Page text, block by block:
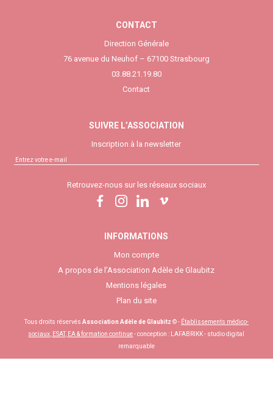
CONTACT
Direction Générale
76 avenue du Neuhof – 67100 Strasbourg
03.88.21.19.80
Contact
SUIVRE L’ASSOCIATION
Inscription à la newsletter
Retrouvez-nous sur les réseaux sociaux
INFORMATIONS
Mon compte
A propos de l’Association Adèle de Glaubitz
Mentions légales
Plan du site
Tous droits réservés Association Adèle de Glaubitz © - Établissements médico-
sociaux, ESAT, EA & formation continue- conception :
LAFABRIKK - studio digital
remarquable